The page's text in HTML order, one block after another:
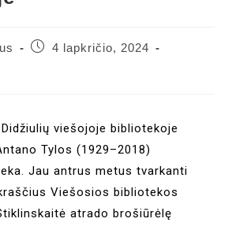
4 lapkričio, 2024
viešojoje bibliotekoje
Tylos (1929–2018)
Jau antrus metus tvarkanti
Viešosios bibliotekos
atrado brošiūrėlę